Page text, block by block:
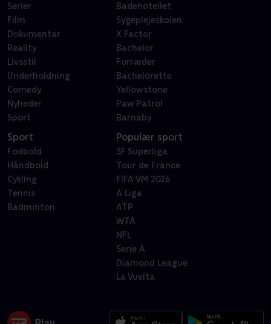
Serier
Film
Dokumentar
Reality
Livsstil
Underholdning
Comedy
Nyheder
Sport
Badehotellet
Sygeplejeskolen
X Factor
Bachelor
Forræder
Bachelorette
Yellowstone
Paw Patrol
Barnaby
Sport
Fodbold
Håndbold
Cykling
Tennis
Badminton
Populær sport
3F Superliga
Tour de France
FIFA VM 2026
A Liga
ATP
WTA
NFL
Serie A
Diamond League
La Vuelta